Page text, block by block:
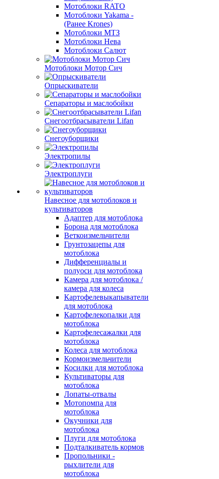
Мотоблоки RATO
Мотоблоки Yakama -
(Ранее Krones)
Мотоблоки МТЗ
Мотоблоки Нева
Мотоблоки Салют
Мотоблоки Мотор Сич
Опрыскиватели
Сепараторы и маслобойки
Снегоотбрасыватели Lifan
Снегоуборщики
Электропилы
Электроплуги
Навесное для мотоблоков и
культиваторов
Адаптер для мотоблока
Борона для мотоблока
Веткоизмельчители
Грунтозацепы для
мотоблока
Дифференциалы и
полуоси для мотоблока
Камера для мотоблока /
камера для колеса
Картофелевыкапыватели
для мотоблока
Картофелекопалки для
мотоблока
Картофелесажалки для
мотоблока
Колеса для мотоблока
Кормоизмельчители
Косилки для мотоблока
Культиваторы для
мотоблока
Лопаты-отвалы
Мотопомпа для
мотоблока
Окучники для
мотоблока
Плуги для мотоблока
Подталкиватель кормов
Пропольники -
рыхлители для
мотоблока